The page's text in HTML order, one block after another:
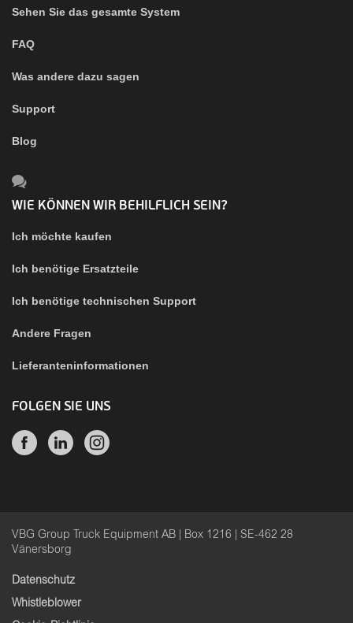
Sehen Sie das gesamte System
FAQ
Was andere dazu sagen
Support
Blog
WIE KÖNNEN WIR BEHILFLICH SEIN?
Ich möchte kaufen
Ich benötige Ersatzteile
Ich benötige technischen Support
Andere Fragen
Lieferanteninformationen
FOLGEN SIE UNS
VBG Group Truck Equipment AB | Box 1216 | SE-462 28
Vänersborg
Datenschutz
Whistleblower